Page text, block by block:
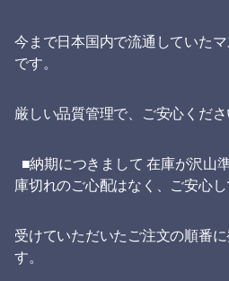
今まで日本国内で流通していた
です。
厳しい品質管理で、ご安心くださ
■納期につきまして 在庫が沢山
庫切れのご心配はなく、ご安心し
受けていただいたご注文の順番
す。